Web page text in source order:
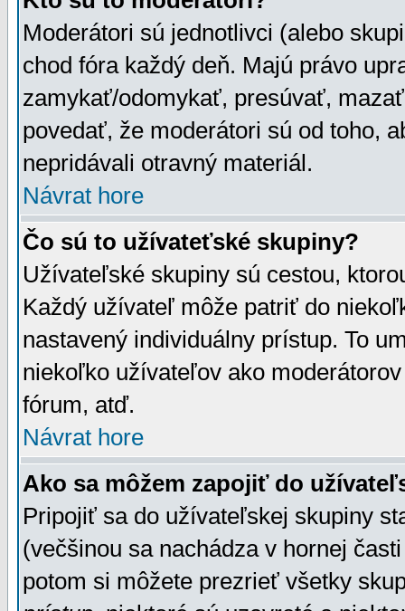
Moderátori sú jednotlivci (alebo
chod fóra každý deň. Majú právo
zamykať/odomykať, presúvať,
povedať, že moderátori sú od toho,
nepridávali otravný materiál.
Návrat hore
Čo sú to užívateťské skupiny?
Užívateľské skupiny sú cestou,
Každý užívateľ môže patriť do
nastavený individuálny prístup. To
niekoľko užívateľov ako
fórum, atď.
Návrat hore
Ako sa môžem zapojiť do
Pripojiť sa do užívateľskej skupiny
(večšinou sa nachádza v hornej
potom si môžete prezrieť všetky